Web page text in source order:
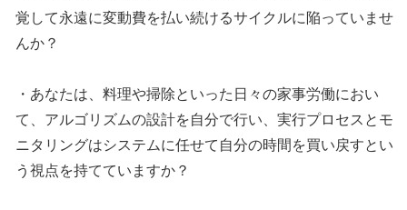
覚して永遠に変動費を払い続けるサイクルに陥っていませ
んか？
・あなたは、料理や掃除といった日々の家事労働におい
て、アルゴリズムの設計を自分で行い、実行プロセスとモ
ニタリングはシステムに任せて自分の時間を買い戻すとい
う視点を持てていますか？